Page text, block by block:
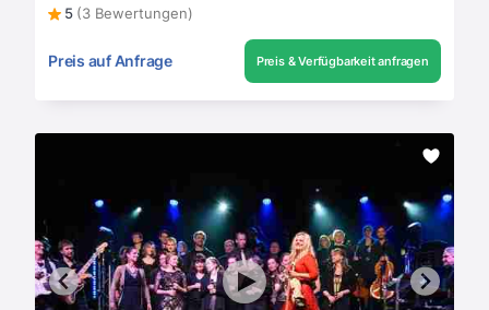
5 (3 Bewertungen)
Preis auf Anfrage Preis & Verfügbarkeit anfragen